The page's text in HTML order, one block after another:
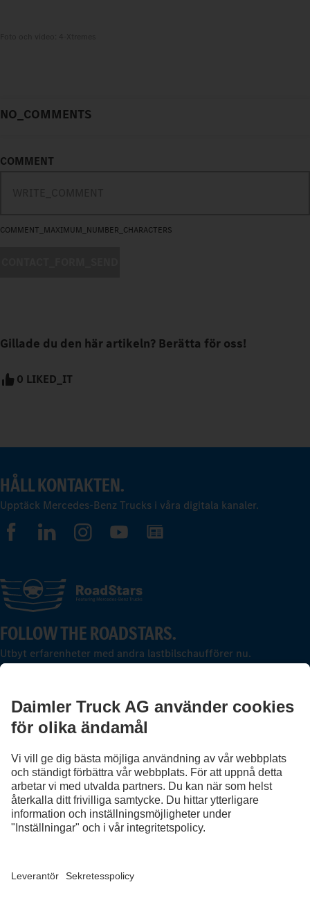
NO_COMMENTS
COMMENT
COMMENT_MAXIMUM_NUMBER_CHARACTERS
Gillade du den här artikeln? Berätta för oss!
0 LIKED_IT
HÅLL KONTAKTEN.
Upptäck Mercedes-Benz Trucks i våra digitala kanaler.
FOLLOW THE ROADSTARS.
Utbyt erfarenheter med andra lastbilschaufförer nu.
Leverantör
Sekretesspolicy
Juridisk information